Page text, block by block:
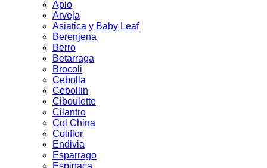
Apio
Arveja
Asiatica y Baby Leaf
Berenjena
Berro
Betarraga
Brocoli
Cebolla
Cebollin
Ciboulette
Cilantro
Col China
Coliflor
Endivia
Esparrago
Espinaca